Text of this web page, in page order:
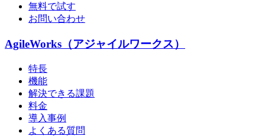
無料で試す
お問い合わせ
AgileWorks（アジャイルワークス）
特長
機能
解決できる課題
料金
導入事例
よくある質問